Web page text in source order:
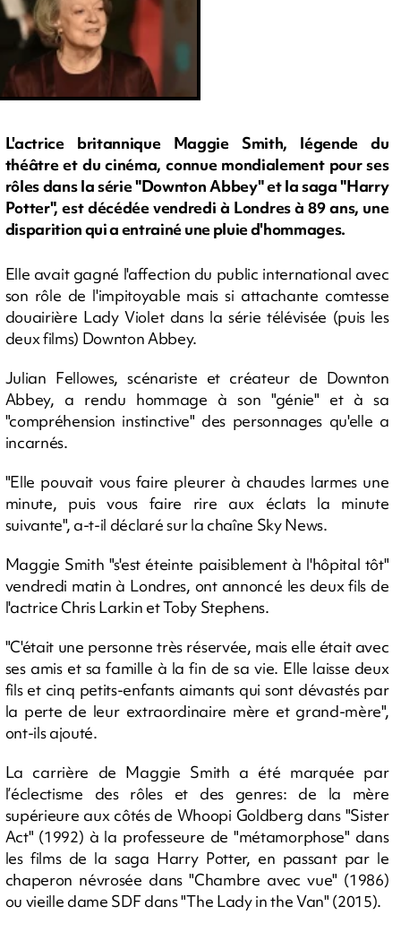
L'actrice britannique Maggie Smith, légende du
théâtre et du cinéma, connue mondialement pour ses
rôles dans la série "Downton Abbey" et la saga "Harry
Potter", est décédée vendredi à Londres à 89 ans, une
disparition qui a entrainé une pluie d'hommages.
Elle avait gagné l'affection du public international avec
son rôle de l'impitoyable mais si attachante comtesse
douairière Lady Violet dans la série télévisée (puis les
deux films) Downton Abbey.
Julian Fellowes, scénariste et créateur de Downton
Abbey, a rendu hommage à son "génie" et à sa
"compréhension instinctive" des personnages qu'elle a
incarnés.
"Elle pouvait vous faire pleurer à chaudes larmes une
minute, puis vous faire rire aux éclats la minute
suivante", a-t-il déclaré sur la chaîne Sky News.
Maggie Smith "s'est éteinte paisiblement à l'hôpital tôt"
vendredi matin à Londres, ont annoncé les deux fils de
l'actrice Chris Larkin et Toby Stephens.
"C'était une personne très réservée, mais elle était avec
ses amis et sa famille à la fin de sa vie. Elle laisse deux
fils et cinq petits-enfants aimants qui sont dévastés par
la perte de leur extraordinaire mère et grand-mère",
ont-ils ajouté.
La carrière de Maggie Smith a été marquée par
l’éclectisme des rôles et des genres: de la mère
supérieure aux côtés de Whoopi Goldberg dans "Sister
Act" (1992) à la professeure de "métamorphose" dans
les films de la saga Harry Potter, en passant par le
chaperon névrosée dans "Chambre avec vue" (1986)
ou vieille dame SDF dans "The Lady in the Van" (2015).